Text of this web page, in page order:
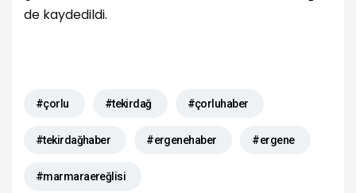
de kaydedildi.
#çorlu #tekirdağ #çorluhaber
#tekirdağhaber #ergenehaber #ergene
#marmaraereğlisi